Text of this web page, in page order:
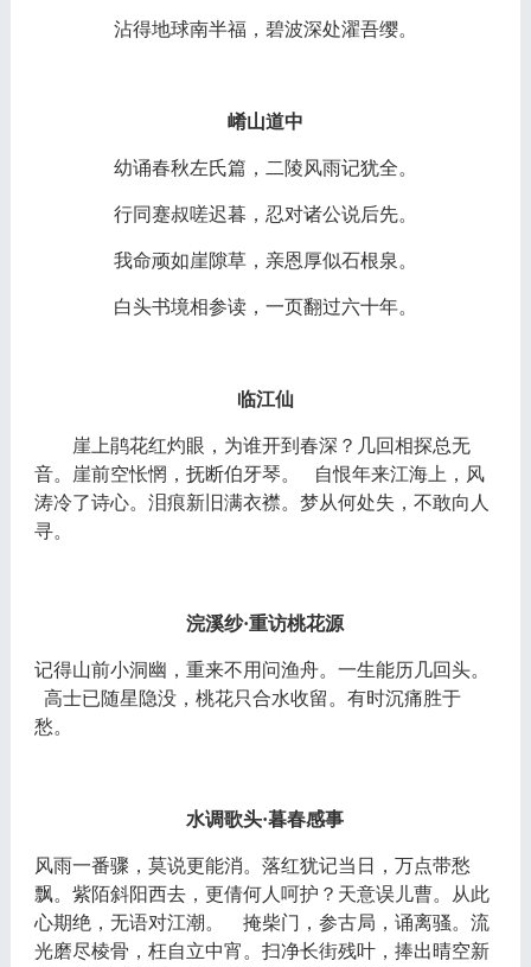
沾得地球南半福，碧波深处濯吾缨。
崤山道中
幼诵春秋左氏篇，二陵风雨记犹全。
行同蹇叔嗟迟暮，忍对诸公说后先。
我命顽如崖隙草，亲恩厚似石根泉。
白头书境相参读，一页翻过六十年。
临江仙
崖上鹃花红灼眼，为谁开到春深？几回相探总无
音。崖前空怅惘，抚断伯牙琴。
自恨年来江海上，风
涛冷了诗心。泪痕新旧满衣襟。梦从何处失，不敢向人
寻。
浣溪纱·重访桃花源
记得山前小洞幽，重来不用问渔舟。一生能历几回头。
高士已随星隐没，桃花只合水收留。有时沉痛胜于
愁。
水调歌头·暮春感事
风雨一番骤，莫说更能消。落红犹记当日，万点带愁
飘。紫陌斜阳西去，更倩何人呵护？天意误儿曹。从此
心期绝，无语对江潮。
掩柴门，参古局，诵离骚。流
光磨尽棱骨，枉自立中宵。扫净长街残叶，捧出晴空新